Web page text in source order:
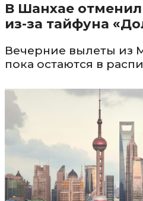
В Шанхае
из-за тайфуна
Вечерние вылеты из
пока остаются в